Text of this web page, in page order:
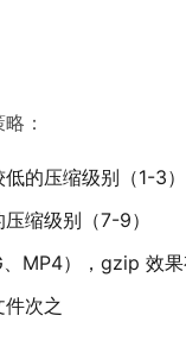
：
的压缩级别（1-3）
缩级别（7-9）
MP4），gzip 效
次之